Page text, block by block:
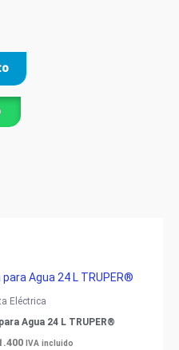
Eléctrica
Agua 24 L TRUPER®
Current
price
is:
IVA incluido